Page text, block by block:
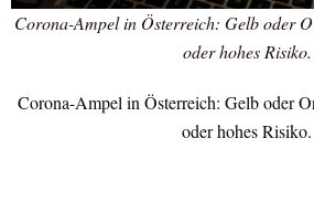
Corona-Ampel in Österreich: Gelb oder
oder hohes Risiko.
Corona-Ampel in Österreich: Gelb oder
oder hohes Risiko.